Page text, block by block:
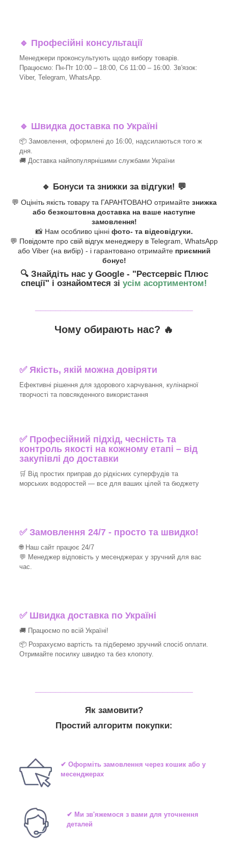
🔹 Професійні консультації
Менеджери проконсультують щодо вибору товарів.
Працюємо: Пн-Пт 10:00 – 18:00, Сб 11:00 – 16:00. Зв'язок:
Viber, Telegram, WhatsApp.
🔹 Швидка доставка по Україні
📦 Замовлення, оформлені до 16:00, надсилаються того ж
дня.
🚚 Доставка найпопулярнішими службами України
🔹 Бонуси та знижки за відгуки! 💬
💬 Оцініть якість товару та ГАРАНТОВАНО отримайте знижка
або безкоштовна доставка на ваше наступне
замовлення!
📸 Нам особливо цінні фото- та відеовідгуки.
💬 Повідомте про свій відгук менеджеру в Telegram, WhatsApp
або Viber (на вибір) - і гарантовано отримайте приємний
бонус!
🔍 Знайдіть нас у Google - "Рестсервіс Плюс
спеції" і ознайомтеся зі усім асортиментом!
Чому обирають нас? 🔥
✅ Якість, якій можна довіряти
Ефективні рішення для здорового харчування, кулінарної
творчості та повсякденного використання
✅ Професійний підхід, чесність та
контроль якості на кожному етапі – від
закупівлі до доставки
🛒 Від простих приправ до рідкісних суперфудів та
морських водоростей — все для ваших цілей та бюджету
✅ Замовлення 24/7 - просто та швидко!
🌐 Наш сайт працює 24/7
💬 Менеджер відповість у месенджерах у зручний для вас
час.
✅Швидка доставка по Україні
🚚 Працюємо по всій Україні!
📦 Розрахуємо вартість та підберемо зручний спосіб оплати.
Отримайте посилку швидко та без клопоту.
Як замовити?
Простий алгоритм покупки:
✔ Оформіть замовлення через кошик або у
месенджерах
✔ Ми зв'яжемося з вами для уточнення
деталей